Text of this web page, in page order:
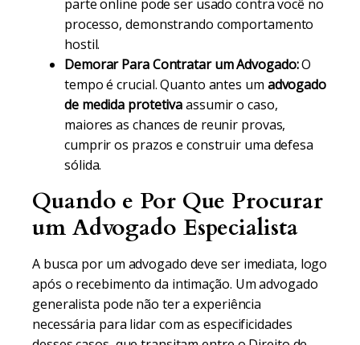
parte online pode ser usado contra você no
processo, demonstrando comportamento
hostil.
Demorar Para Contratar um Advogado:O
tempo é crucial. Quanto antes um advogado
de medida protetivaassumir o caso,
maiores as chances de reunir provas,
cumprir os prazos e construir uma defesa
sólida.
Quando e Por Que Procurar
um Advogado Especialista
A busca por um advogado deve ser imediata, logo
após o recebimento da intimação. Um advogado
generalista pode não ter a experiência
necessária para lidar com as especificidades